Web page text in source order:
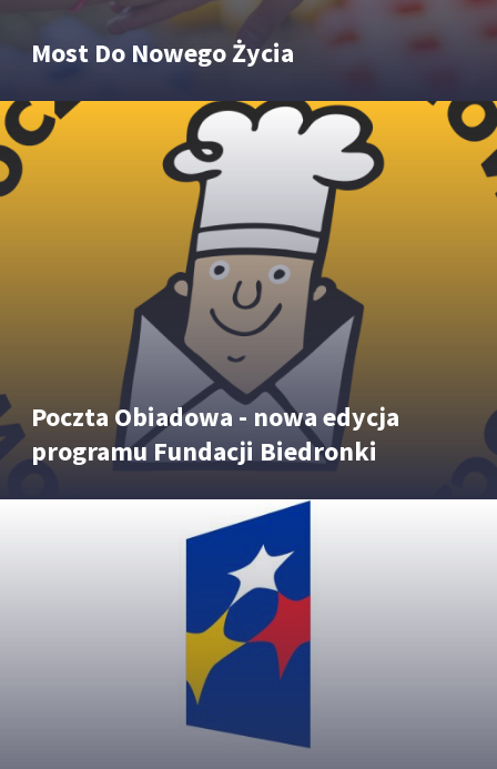
Most Do Nowego Życia
Poczta Obiadowa - nowa edycja
programu Fundacji Biedronki